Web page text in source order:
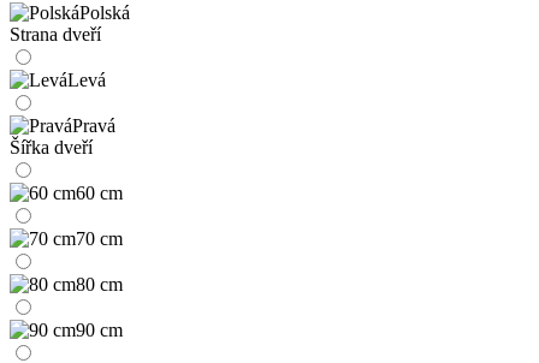
Polská
Strana dveří
Levá
Pravá
Šířka dveří
60 cm
70 cm
80 cm
90 cm